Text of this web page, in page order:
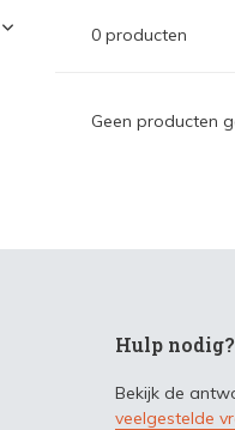
0 producten
Geen producten
Hulp nodig?
Bekijk de
veelgestelde